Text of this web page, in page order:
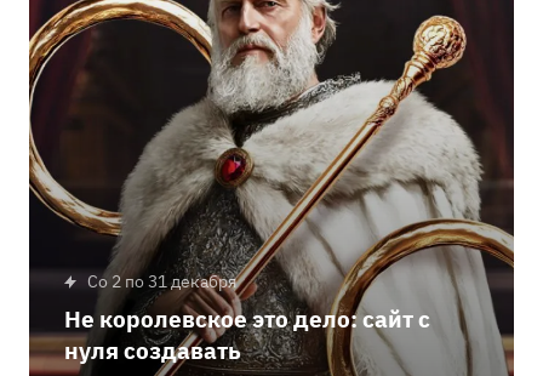
со 2 по 31 декабря
Не королевское это дело: сайт с
нуля создавать